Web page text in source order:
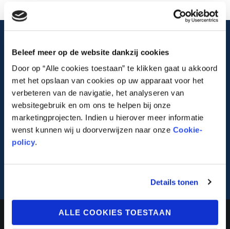
Beleef meer op de website dankzij cookies
Door op “Alle cookies toestaan” te klikken gaat u akkoord
met het opslaan van cookies op uw apparaat voor het
verbeteren van de navigatie, het analyseren van
websitegebruik en om ons te helpen bij onze
marketingprojecten. Indien u hierover meer informatie
wenst kunnen wij u doorverwijzen naar onze Cookie-
policy.
Details tonen
ALLE COOKIES TOESTAAN
Blijf op de hoogte
Lauwert.com©2026 .
All rights reserved. –cookiebeleid–privacybeleid